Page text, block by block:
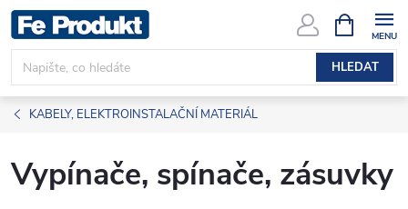
Přejít
na
obsah
HLEDAT
NÁKUPNÍ
KOŠÍK
KABELY, ELEKTROINSTALAČNÍ MATERIÁL
Vypínače, spínače, zásuvky